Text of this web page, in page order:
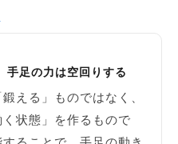
手足の力は空回りする
える」ものではなく、
く状態」を作るもので